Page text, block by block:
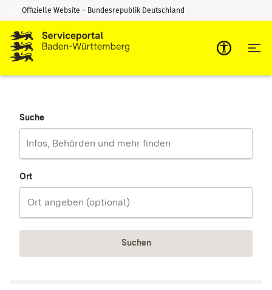
Zum Inhalt springen
Zur Suche springen
Offizielle Website – Bundesrepublik Deutschland
Suche
Ort
Suchen